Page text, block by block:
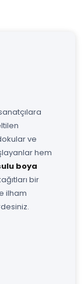
ve
hem
boya
bir
ilham